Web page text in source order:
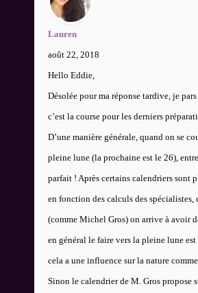
Lauren
août 22, 2018
Hello Eddie,
Désolée pour ma réponse tardive, je
c’est la course pour les derniers
D’une manière générale, quand on se
pleine lune (la prochaine est le 26),
parfait ! Après certains calendriers sont
en fonction des calculs des spécialistes,
(comme Michel Gros) on arrive à avoir
en général le faire vers la pleine lune
cela a une influence sur la nature
Sinon le calendrier de M. Gros propose